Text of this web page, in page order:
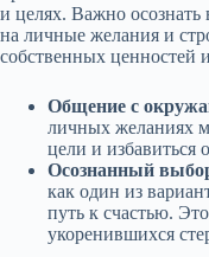
и целях. Важно
на личные желания и
собственных ценностей
Общение с
личных желаниях
цели и избавиться
Осознанный
как один из
путь к счастью.
укоренившихся